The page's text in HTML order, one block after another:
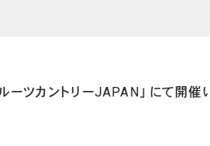
ツカントリーJAPAN」にて開催